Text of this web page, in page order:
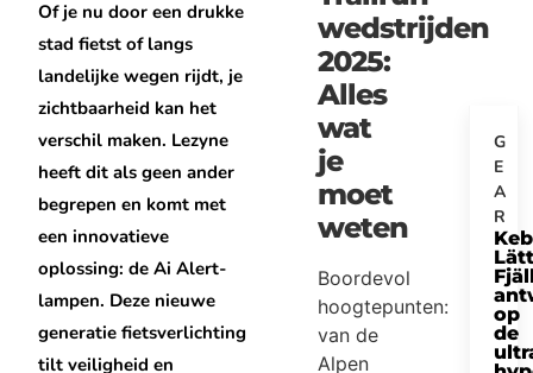
Of je nu door een drukke
stad fietst of langs
landelijke wegen rijdt, je
zichtbaarheid kan het
verschil maken. Lezyne
heeft dit als geen ander
begrepen en komt met
een innovatieve
oplossing: de Ai Alert-
lampen. Deze nieuwe
generatie fietsverlichting
tilt veiligheid en
wedstrijden
2025:
Alles
wat
je
moet
weten
Boordevol
hoogtepunten:
van de
Alpen
G
E
A
R
Keb
op
de